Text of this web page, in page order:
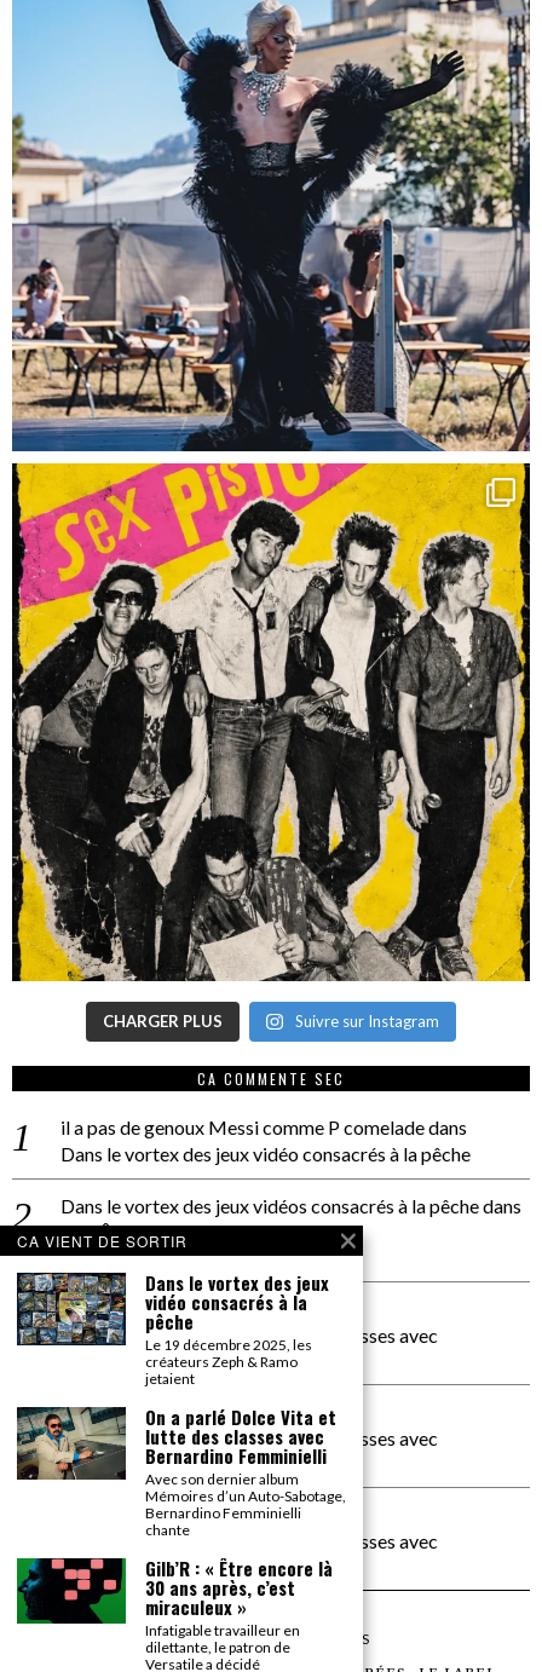
CHARGER PLUS Suivre sur Instagram
CA COMMENTE SEC
il a pas de genoux Messi comme P comeladedans
Dans le vortex des jeux vidéo consacrés à la pêche
Dans le vortex des jeux vidéos consacrés à la pêchedans
PACÔME THIELLEMENT
La séance d’Hip Gnose
La Patrie
dans
On a parlé Dolce Vita et lutte des classes avec
Bernardino Femminielli
carte noire negra à l'o tiededans
On a parlé Dolce Vita et lutte des classes avec
Bernardino Femminielli
moise et son mascarédans
On a parlé Dolce Vita et lutte des classes avec
Bernardino Femminielli
©2026TOUS DROITS RÉSERVÉS
CA VIENT DE SORTIR
Dans le vortex des jeux
vidéo consacrés à la
pêche
Le 19 décembre 2025, les
créateurs Zeph & Ramo
jetaient
On a parlé Dolce Vita et
lutte des classes avec
Bernardino Femminielli
Avec son dernier album
Mémoires d’un Auto-Sabotage,
Bernardino Femminielli
chante
Gilb’R : « Être encore là
30 ans après, c’est
miraculeux »
Infatigable travailleur en
dilettante, le patron de
Versatile a décidé